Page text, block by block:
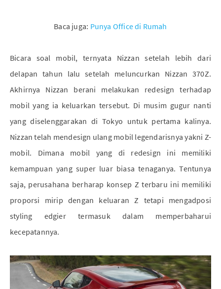
Baca juga: Punya Office di Rumah
Bicara soal mobil, ternyata Nizzan setelah lebih dari
delapan tahun lalu setelah meluncurkan Nizzan 370Z.
Akhirnya Nizzan berani melakukan redesign terhadap
mobil yang ia keluarkan tersebut. Di musim gugur nanti
yang diselenggarakan di Tokyo untuk pertama kalinya.
Nizzan telah mendesign ulang mobil legendarisnya yakni Z-
mobil. Dimana mobil yang di redesign ini memiliki
kemampuan yang super luar biasa tenaganya. Tentunya
saja, perusahana berharap konsep Z terbaru ini memiliki
proporsi mirip dengan keluaran Z tetapi mengadposi
styling edgier termasuk dalam memperbaharui
kecepatannya.